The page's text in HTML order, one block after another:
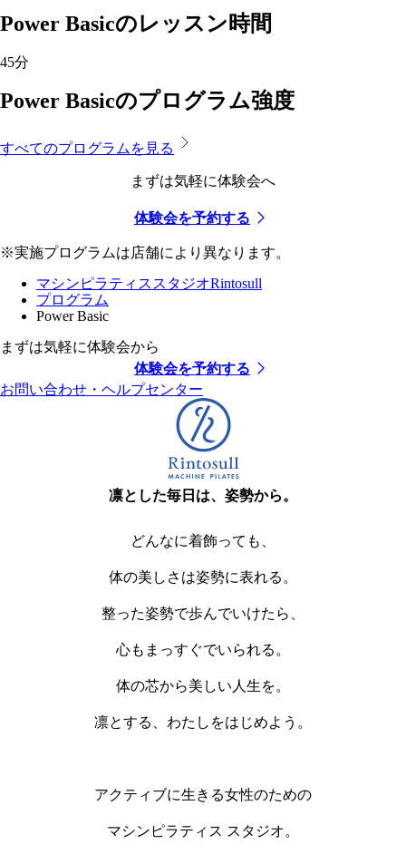
Power Basicのレッスン時間
45分
Power Basicのプログラム強度
すべてのプログラムを見る
まずは気軽に体験会へ
体験会を予約する
※実施プログラムは店舗により異なります。
マシンピラティススタジオRintosull
プログラム
Power Basic
まずは気軽に体験会から
体験会を予約する
お問い合わせ・ヘルプセンター
凛とした毎日は、姿勢から。
どんなに着飾っても、
体の美しさは姿勢に表れる。
整った姿勢で歩んでいけたら、
心もまっすぐでいられる。
体の芯から美しい人生を。
凛とする、わたしをはじめよう。
アクティブに生きる女性のための
マシンピラティス スタジオ。